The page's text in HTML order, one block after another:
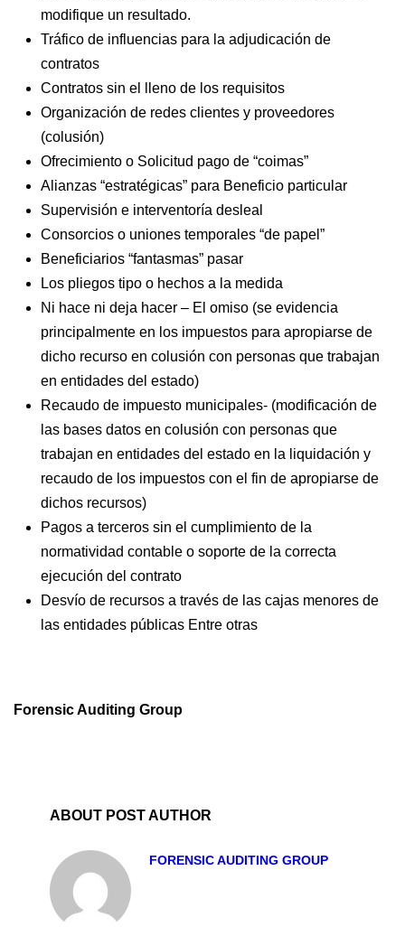
modifique un resultado.
Tráfico de influencias para la adjudicación de
contratos
Contratos sin el lleno de los requisitos
Organización de redes clientes y proveedores
(colusión)
Ofrecimiento o Solicitud pago de “coimas”
Alianzas “estratégicas” para Beneficio particular
Supervisión e interventoría desleal
Consorcios o uniones temporales “de papel”
Beneficiarios “fantasmas” pasar
Los pliegos tipo o hechos a la medida
Ni hace ni deja hacer – El omiso (se evidencia
principalmente en los impuestos para apropiarse de
dicho recurso en colusión con personas que trabajan
en entidades del estado)
Recaudo de impuesto municipales- (modificación de
las bases datos en colusión con personas que
trabajan en entidades del estado en la liquidación y
recaudo de los impuestos con el fin de apropiarse de
dichos recursos)
Pagos a terceros sin el cumplimiento de la
normatividad contable o soporte de la correcta
ejecución del contrato
Desvío de recursos a través de las cajas menores de
las entidades públicas Entre otras
Forensic Auditing Group
ABOUT POST AUTHOR
FORENSIC AUDITING GROUP